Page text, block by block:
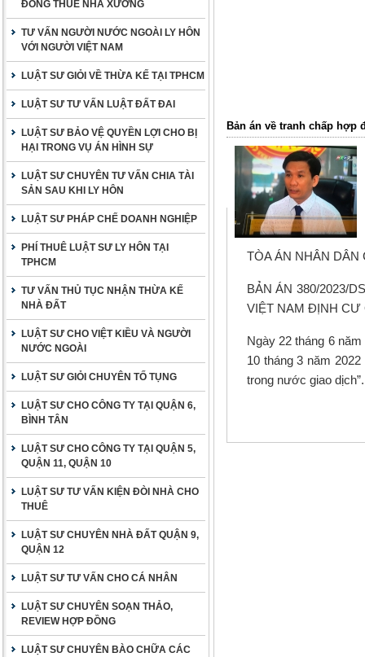
ĐỒNG THUÊ NHÀ XƯỞNG
TƯ VẤN NGƯỜI NƯỚC NGOÀI LY HÔN
VỚI NGƯỜI VIỆT NAM
LUẬT SƯ GIỎI VỀ THỪA KẾ TẠI TPHCM
LUẬT SƯ TƯ VẤN LUẬT ĐẤT ĐAI
LUẬT SƯ BẢO VỆ QUYỀN LỢI CHO BỊ
HẠI TRONG VỤ ÁN HÌNH SỰ
LUẬT SƯ CHUYÊN TƯ VẤN CHIA TÀI
SẢN SAU KHI LY HÔN
LUẬT SƯ PHÁP CHẾ DOANH NGHIỆP
PHÍ THUÊ LUẬT SƯ LY HÔN TẠI
TPHCM
TƯ VẤN THỦ TỤC NHẬN THỪA KẾ
NHÀ ĐẤT
LUẬT SƯ CHO VIỆT KIỀU VÀ NGƯỜI
NƯỚC NGOÀI
LUẬT SƯ GIỎI CHUYÊN TỐ TỤNG
LUẬT SƯ CHO CÔNG TY TẠI QUẬN 6,
BÌNH TÂN
LUẬT SƯ CHO CÔNG TY TẠI QUẬN 5,
QUẬN 11, QUẬN 10
LUẬT SƯ TƯ VẤN KIỆN ĐÒI NHÀ CHO
THUÊ
LUẬT SƯ CHUYÊN NHÀ ĐẤT QUẬN 9,
QUẬN 12
LUẬT SƯ TƯ VẤN CHO CÁ NHÂN
LUẬT SƯ CHUYÊN SOẠN THẢO,
REVIEW HỢP ĐỒNG
LUẬT SƯ CHUYÊN BÀO CHỮA CÁC
Bản án về tranh chấp
TÒA ÁN NHÂN DÂN
BẢN ÁN 380/2023/
VIỆT NAM ĐỊNH
Ngày 22 tháng 6
10 tháng 3 năm
trong nước giao dịch”.